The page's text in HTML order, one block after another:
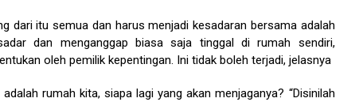
dari itu semua dan harus menjadi kesadaran bersama adalah
dan menganggap biasa saja tinggal di rumah sendiri,
oleh pemilik kepentingan. Ini tidak boleh terjadi, jelasnya
rumah kita, siapa lagi yang akan menjaganya? “Disinilah